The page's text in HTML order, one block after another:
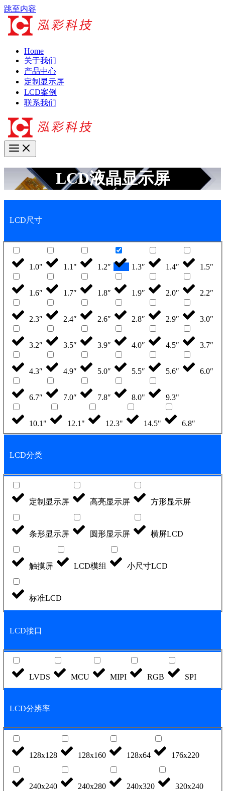
跳至内容
Home
关于我们
产品中心
定制显示屏
LCD案例
联系我们
LCD液晶显示屏
LCD尺寸
1.0" 1.1" 1.2″ 1.3″ 1.4″ 1.5″
1.6″ 1.7″ 1.8″ 1.9″ 2.0″ 2.2″
2.3″ 2.4″ 2.6″ 2.8″ 2.9″ 3.0″
3.2″ 3.5″ 3.9″ 4.0″ 4.5″ 3.7″
4.3″ 4.9″ 5.0″ 5.5″ 5.6″ 6.0″
6.7″ 7.0″ 7.8″ 8.0" 9.3"
10.1" 12.1" 12.3" 14.5" 6.8″
LCD分类
定制显示屏 高亮显示屏 方形显示屏
条形显示屏 圆形显示屏 横屏LCD
触摸屏 LCD模组 小尺寸LCD
标准LCD
LCD接口
LVDS MCU MIPI RGB SPI
LCD分辨率
128x128 128x160 128x64 176x220
240x240 240x280 240x320 320x240